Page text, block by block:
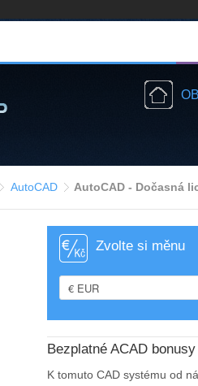
AutoCAD AutoCAD - Dočasná
Zvolte si měnu
Bezplatné ACAD bonusy
K tomuto CAD systému od